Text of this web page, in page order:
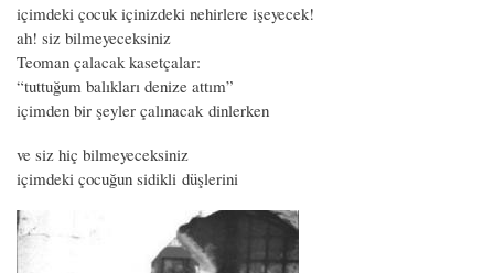
içimdeki çocuk içinizdeki nehirlere işeyecek!
ah! siz bilmeyeceksiniz
Teoman çalacak kasetçalar:
“tuttuğum balıkları denize attım”
içimden bir şeyler çalınacak dinlerken
ve siz hiç bilmeyeceksiniz
içimdeki çocuğun sidikli düşlerini